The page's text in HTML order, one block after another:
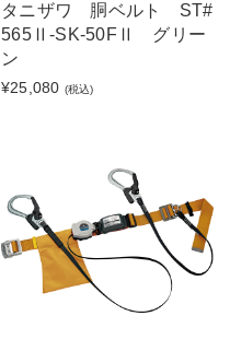
タニザワ 胴ベルト ST#
565Ⅱ-SK-50FⅡ グリー
ン
¥25,080 (税込)